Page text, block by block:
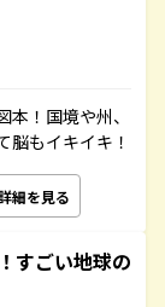
！国境や州、
脳もイキイキ！
細を見る
すごい地球の